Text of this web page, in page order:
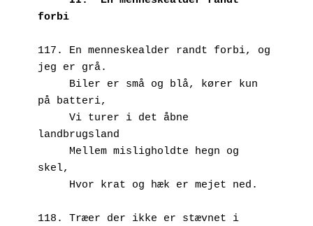
forbi
117. En menneskealder randt forbi, og
jeg er grå.
på batteri,
landbrugsland
skel,
     Hvor krat og hæk er mejet ned.
118. Træer der ikke er stævnet i